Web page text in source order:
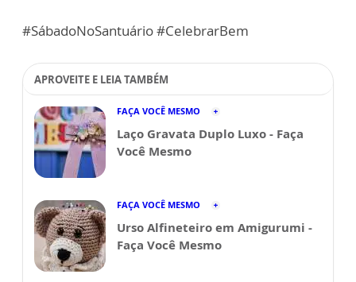
#SábadoNoSantuário #CelebrarBem
APROVEITE E LEIA TAMBÉM
FAÇA VOCÊ MESMO
Laço Gravata Duplo Luxo - Faça
Você Mesmo
FAÇA VOCÊ MESMO
Urso Alfineteiro em Amigurumi -
Faça Você Mesmo